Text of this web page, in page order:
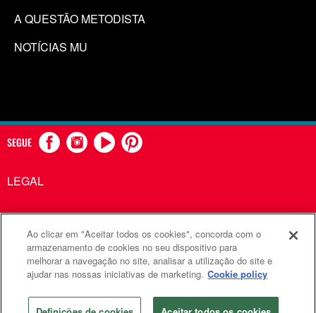
A QUESTÃO METODISTA
NOTÍCIAS MU
SEGUE
LEGAL
Comunicações Metodistas Unidas é uma agência da Igreja
Metodista Unida
©2026 Comunicações Metodistas Unidas. Todos os direitos
reservados
Ao clicar em "Aceitar todos os cookies", concorda com o
armazenamento de cookies no seu dispositivo para
melhorar a navegação no site, analisar a utilização do site e
ajudar nas nossas iniciativas de marketing. Cookie policy